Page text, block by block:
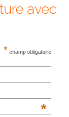
avec
* champ obligatoire
*